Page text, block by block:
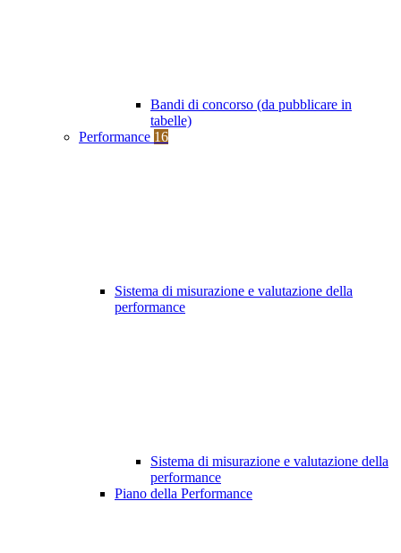
Bandi di concorso (da pubblicare in
tabelle)
Performance 16
Sistema di misurazione e valutazione della
performance
Sistema di misurazione e valutazione della
performance
Piano della Performance